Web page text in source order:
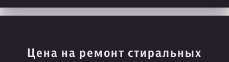
Цена на ремонт стиральных